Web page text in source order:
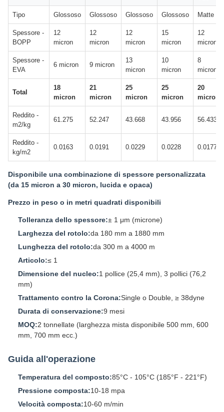
Tipo Glossoso Glossoso Glossoso Glossoso Matte
Spessore -
BOPP
12
micron
12
micron
12
micron
15
micron
12
micron
Spessore -
EVA
6 micron 9 micron
13
micron
10
micron
8
micron
Total
18
micron
21
micron
25
micron
25
micron
20
micron
Reddito -
m2/kg
61.275 52.247 43.668 43.956 56.433
Reddito -
kg/m2
0.0163 0.0191 0.0229 0.0228 0.0177
Disponibile una combinazione di spessore personalizzata
(da 15 micron a 30 micron, lucida e opaca)
Prezzo in peso o in metri quadrati disponibili
Tolleranza dello spessore:± 1 μm (microne)
Larghezza del rotolo:da 180 mm a 1880 mm
Lunghezza del rotolo:da 300 m a 4000 m
Articolo:≤ 1
Dimensione del nucleo:1 pollice (25,4 mm), 3 pollici (76,2
mm)
Trattamento contro la Corona:Single o Double, ≥ 38dyne
Durata di conservazione:9 mesi
MOQ:2 tonnellate (larghezza mista disponibile 500 mm, 600
mm, 700 mm ecc.)
Guida all'operazione
Temperatura del composto:85°C - 105°C (185°F - 221°F)
Pressione composta:10-18 mpa
Velocità composta:10-60 m/min